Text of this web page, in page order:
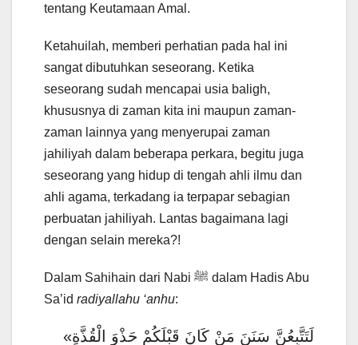
tentang Keutamaan Amal.
Ketahuilah, memberi perhatian pada hal ini
sangat dibutuhkan seseorang. Ketika
seseorang sudah mencapai usia baligh,
khususnya di zaman kita ini maupun zaman-
zaman lainnya yang menyerupai zaman
jahiliyah dalam beberapa perkara, begitu juga
seseorang yang hidup di tengah ahli ilmu dan
ahli agama, terkadang ia terpapar sebagian
perbuatan jahiliyah. Lantas bagaimana lagi
dengan selain mereka?!
Dalam Sahihain dari Nabi ﷺ dalam Hadis Abu
Sa’id radiyallahu ‘anhu:
«لَتَتَّبِعُنَّ سَنَنَ مَنْ كَانَ قَبْلَكُمْ حَذْوَ الْقُذَّةِ